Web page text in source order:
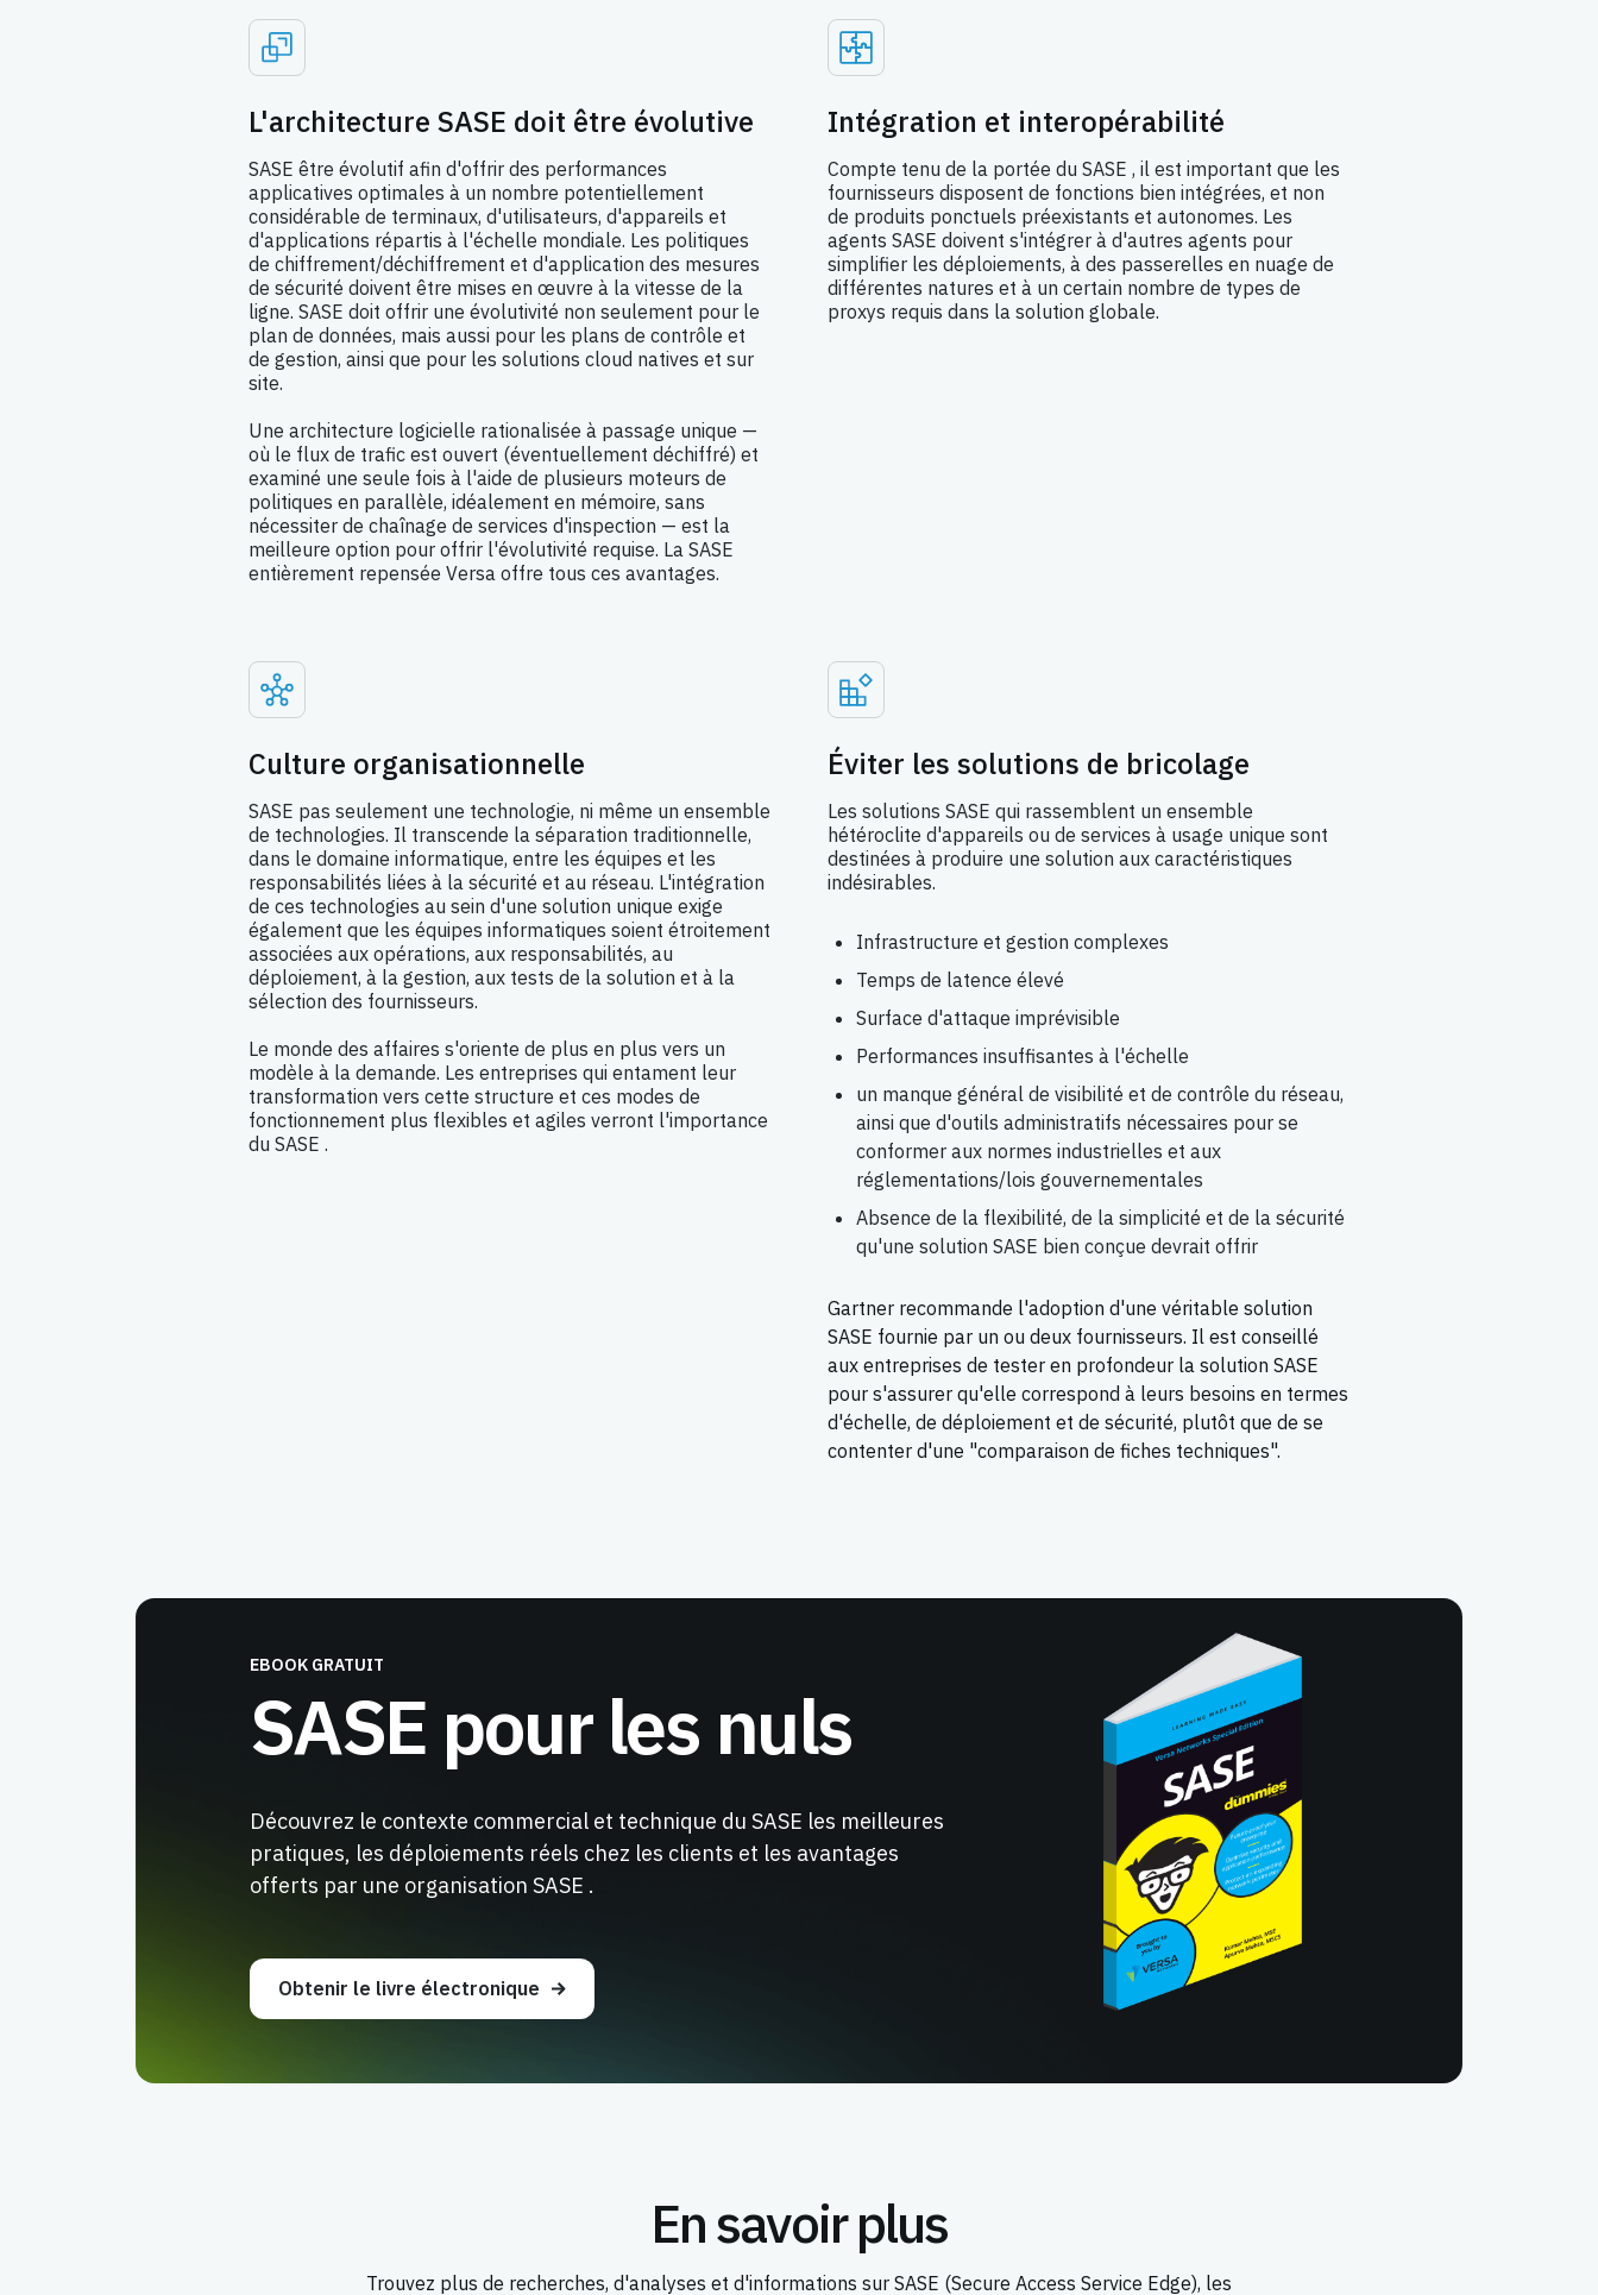
L'architecture SASE doit être évolutive
SASE être évolutif afin d'offrir des performances
applicatives optimales à un nombre potentiellement
considérable de terminaux, d'utilisateurs, d'appareils et
d'applications répartis à l'échelle mondiale. Les politiques
de chiffrement/déchiffrement et d'application des mesures
de sécurité doivent être mises en œuvre à la vitesse de la
ligne. SASE doit offrir une évolutivité non seulement pour le
plan de données, mais aussi pour les plans de contrôle et
de gestion, ainsi que pour les solutions cloud natives et sur
site.
Une architecture logicielle rationalisée à passage unique —
où le flux de trafic est ouvert (éventuellement déchiffré) et
examiné une seule fois à l'aide de plusieurs moteurs de
politiques en parallèle, idéalement en mémoire, sans
nécessiter de chaînage de services d'inspection — est la
meilleure option pour offrir l'évolutivité requise. La SASE
entièrement repensée Versa offre tous ces avantages.
Intégration et interopérabilité
Compte tenu de la portée du SASE , il est important que les
fournisseurs disposent de fonctions bien intégrées, et non
de produits ponctuels préexistants et autonomes. Les
agents SASE doivent s'intégrer à d'autres agents pour
simplifier les déploiements, à des passerelles en nuage de
différentes natures et à un certain nombre de types de
proxys requis dans la solution globale.
Culture organisationnelle
SASE pas seulement une technologie, ni même un ensemble
de technologies. Il transcende la séparation traditionnelle,
dans le domaine informatique, entre les équipes et les
responsabilités liées à la sécurité et au réseau. L'intégration
de ces technologies au sein d'une solution unique exige
également que les équipes informatiques soient étroitement
associées aux opérations, aux responsabilités, au
déploiement, à la gestion, aux tests de la solution et à la
sélection des fournisseurs.
Le monde des affaires s'oriente de plus en plus vers un
modèle à la demande. Les entreprises qui entament leur
transformation vers cette structure et ces modes de
fonctionnement plus flexibles et agiles verront l'importance
du SASE .
Éviter les solutions de bricolage
Les solutions SASE qui rassemblent un ensemble
hétéroclite d'appareils ou de services à usage unique sont
destinées à produire une solution aux caractéristiques
indésirables.
Infrastructure et gestion complexes
Temps de latence élevé
Surface d'attaque imprévisible
Performances insuffisantes à l'échelle
un manque général de visibilité et de contrôle du réseau,
ainsi que d'outils administratifs nécessaires pour se
conformer aux normes industrielles et aux
réglementations/lois gouvernementales
Absence de la flexibilité, de la simplicité et de la sécurité
qu'une solution SASE bien conçue devrait offrir
Gartner recommande l'adoption d'une véritable solution
SASE fournie par un ou deux fournisseurs. Il est conseillé
aux entreprises de tester en profondeur la solution SASE
pour s'assurer qu'elle correspond à leurs besoins en termes
d'échelle, de déploiement et de sécurité, plutôt que de se
contenter d'une "comparaison de fiches techniques".
EBOOK GRATUIT
SASE pour les nuls
Découvrez le contexte commercial et technique du SASE les meilleures
pratiques, les déploiements réels chez les clients et les avantages
offerts par une organisation SASE .
Obtenir le livre électronique
En savoir plus
Trouvez plus de recherches, d'analyses et d'informations sur SASE (Secure Access Service Edge), les